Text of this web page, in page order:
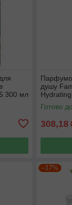
300 мл
душу
Готово
308,18
–17%